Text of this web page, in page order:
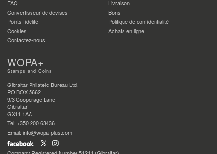
FAQ
Livraison
Convertisseur de devises
Bons
Points fidélité
Politique de confidentialité
Cookies
Achats en ligne
Contactez-nous
WOPA+
Stamps and Coins
Gibraltar Philatelic Bureau Ltd.
PO BOX 5662
9/3 Cooperage Lane
Gibraltar
GX11 1AA
Tel: +350 200 63436
Email: info@wopa-plus.com